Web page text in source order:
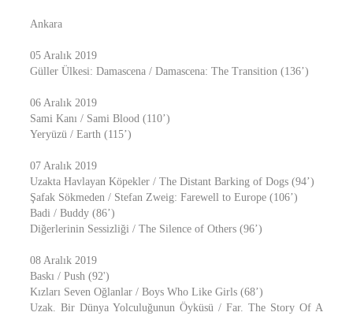
Ankara
05 Aralık 2019
Güller Ülkesi: Damascena / Damascena: The Transition (136’)
06 Aralık 2019
Sami Kanı / Sami Blood (110’)
Yeryüzü / Earth (115’)
07 Aralık 2019
Uzakta Havlayan Köpekler / The Distant Barking of Dogs (94’)
Şafak Sökmeden / Stefan Zweig: Farewell to Europe (106’)
Badi / Buddy (86’)
Diğerlerinin Sessizliği / The Silence of Others (96’)
08 Aralık 2019
Baskı / Push (92')
Kızları Seven Oğlanlar / Boys Who Like Girls (68’)
Uzak. Bir Dünya Yolculuğunun Öyküsü / Far. The Story Of A